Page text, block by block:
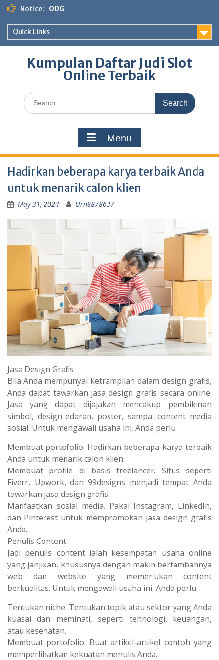
Skip
content
Notice: ODG
Quick Links
Kumpulan Daftar Judi Slot
Online Terbaik
Search
for:
Menu
Hadirkan beberapa karya terbaik Anda
untuk menarik calon klien
May 31, 2024 Urn8878637
Jasa Design Grafis
Bila Anda mempunyai ketrampilan dalam design grafis,
Anda dapat tawarkan jasa design grafis secara online.
Jasa yang dapat dijajakan mencakup pembikinan
simbol, design edaran, poster, sampai content media
sosial. Untuk mengawali usaha ini, Anda perlu.
Membuat portofolio. Hadirkan beberapa karya terbaik
Anda untuk menarik calon klien.
Membuat profile di basis freelancer. Situs seperti
Fiverr, Upwork, dan 99designs menjadi tempat Anda
tawarkan jasa design grafis.
Manfaatkan sosial media. Pakai Instagram, LinkedIn,
dan Pinterest untuk mempromokan jasa design grafis
Anda.
Penulis Content
Jadi penulis content ialah kesempatan usaha online
yang janjikan, khususnya dengan makin bertambahnya
web dan website yang memerlukan content
berkualitas. Untuk mengawali usaha ini, Anda perlu.
Tentukan niche. Tentukan topik atau sektor yang Anda
kuasai dan meminati, seperti tehnologi, keuangan,
atau kesehatan.
Membuat portofolio. Buat artikel-artikel contoh yang
memperlihatkan kekuatan menulis Anda.